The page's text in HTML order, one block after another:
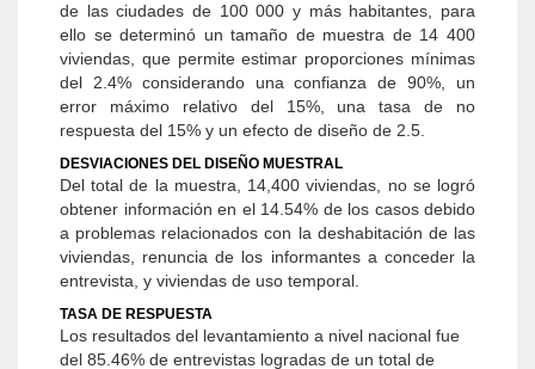
de las ciudades de 100 000 y más habitantes, para
ello se determinó un tamaño de muestra de 14 400
viviendas, que permite estimar proporciones mínimas
del 2.4% considerando una confianza de 90%, un
error máximo relativo del 15%, una tasa de no
respuesta del 15% y un efecto de diseño de 2.5.
DESVIACIONES DEL DISEÑO MUESTRAL
Del total de la muestra, 14,400 viviendas, no se logró
obtener información en el 14.54% de los casos debido
a problemas relacionados con la deshabitación de las
viviendas, renuncia de los informantes a conceder la
entrevista, y viviendas de uso temporal.
TASA DE RESPUESTA
Los resultados del levantamiento a nivel nacional fue
del 85.46% de entrevistas logradas de un total de